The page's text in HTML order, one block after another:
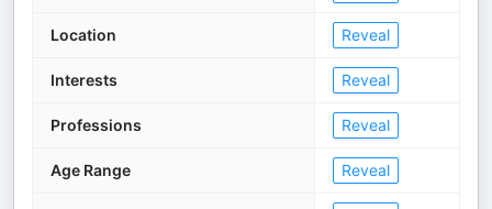
Location Reveal
Interests Reveal
Professions Reveal
Age Range Reveal